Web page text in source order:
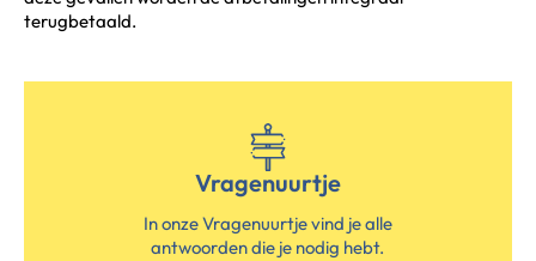
terugbetaald.
Vragenuurtje
In onze Vragenuurtje vind je alle
antwoorden die je nodig hebt.